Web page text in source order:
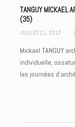
TANGUY MICKAEL
(35)
JUILLET 21, 2017
Mickael TANGUY
individuelle,
les journées